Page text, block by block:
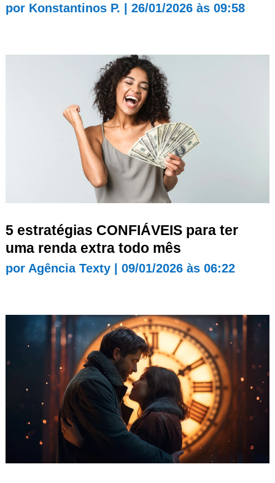
por Konstantinos P. 26/01/2026 às 09:58
5 estratégias CONFIÁVEIS para ter
uma renda extra todo mês
por Agência Texty| 09/01/2026 às 06:22